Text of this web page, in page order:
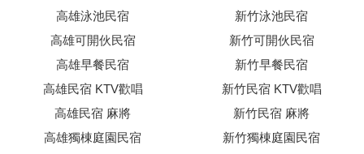
高雄泳池民宿
高雄可開伙民宿
高雄早餐民宿
高雄民宿 KTV歡唱
高雄民宿 麻將
高雄獨棟庭園民宿
新竹泳池民宿
新竹可開伙民宿
新竹早餐民宿
新竹民宿 KTV歡唱
新竹民宿 麻將
新竹獨棟庭園民宿